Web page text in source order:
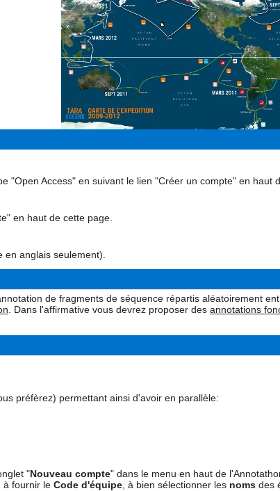
Access" en suivant le lien "Créer un compte" en haut
en haut de cette page.
en anglais seulement).
de fragments de séquence répartis aléatoirement
. Dans l'affirmative vous devrez proposer des annotations
préfèrez) permettant ainsi d'avoir en parallèle:
"Nouveau compte" dans le menu en haut de
, à fournir le Code d'équipe , à bien sélectionner les noms des